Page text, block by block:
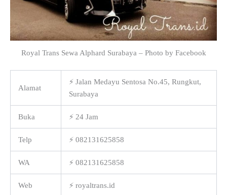
Royal Trans Sewa Alphard Surabaya – Photo by Facebook
Alamat
⚡ Jalan Medayu Sentosa No.45, Rungkut,
Surabaya
Buka ⚡ 24 Jam
Telp ⚡ 082131625858
WA ⚡ 082131625858
Web ⚡ royaltrans.id